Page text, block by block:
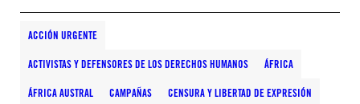
ACCIÓN URGENTE
ACTIVISTAS Y DEFENSORES DE LOS DERECHOS HUMANOS ÁFRICA
ÁFRICA AUSTRAL CAMPAÑAS CENSURA Y LIBERTAD DE EXPRESIÓN